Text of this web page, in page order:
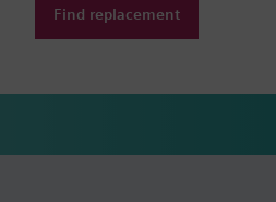
Find replacement